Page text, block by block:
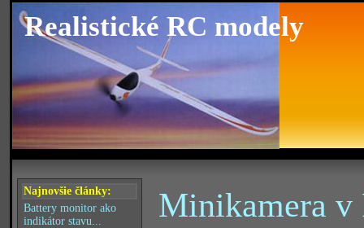
Realistické RC modely
Najnovšie články:
Battery monitor ako
indikátor stavu...
Minikamera v